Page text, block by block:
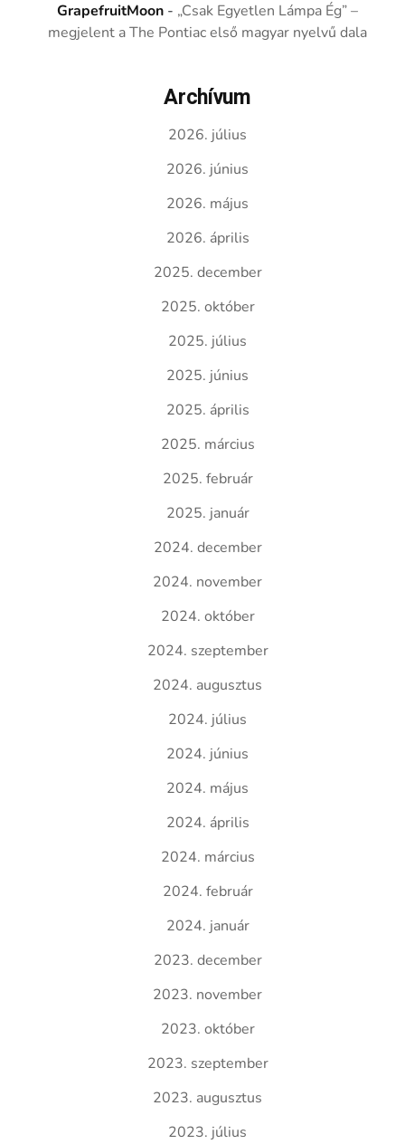
GrapefruitMoon - „Csak Egyetlen Lámpa Ég” –
megjelent a The Pontiac első magyar nyelvű dala
Archívum
2026. július
2026. június
2026. május
2026. április
2025. december
2025. október
2025. július
2025. június
2025. április
2025. március
2025. február
2025. január
2024. december
2024. november
2024. október
2024. szeptember
2024. augusztus
2024. július
2024. június
2024. május
2024. április
2024. március
2024. február
2024. január
2023. december
2023. november
2023. október
2023. szeptember
2023. augusztus
2023. július